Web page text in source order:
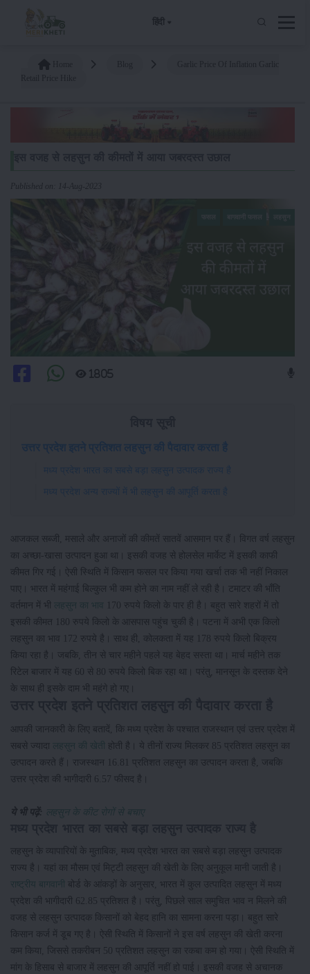
हिंदी
Published on: 14-Aug-2023
1805
उत्तर प्रदेश इतने प्रतिशत लहसुन की पैदावार करता है
मध्य प्रदेश भारत का सबसे बड़ा लहसुन उत्पादक राज्य है
मध्य प्रदेश अन्य राज्यों में भी लहसुन की आपूर्ति करता है
आजकल सब्जी, मसाले और अनाजों की कीमतें सातवें आसमान पर हैं। विगत वर्ष लहसुन
का अच्छा-खासा उत्पादन हुआ था। इसकी वजह से होलसेल मार्केट में इसकी काफी
कीमत गिर गई। ऐसी स्थिति में किसान फसल पर किया गया खर्चा तक भी नहीं निकाल
पाए। भारत में महंगाई बिल्कुल भी कम होने का नाम नहीं ले रही है। टमाटर की भाँति
वर्तमान में भी
लहसुन का भाव
170 रुपये किलो के पार ही है। बहुत सारे शहरों में तो
इसकी कीमत 180 रुपये किलो के आसपास पहुंच चुकी है। पटना में अभी एक किलो
लहसुन का भाव 172 रुपये है। साथ ही, कोलकता में यह 178 रुपये किलो बिक्रय
किया रहा है। जबकि, तीन से चार महीने पहले यह बेहद सस्ता था। मार्च महीने तक
रिटेल बाजार में यह 60 से 80 रुपये किलो बिक रहा था। परंतु, मानसून के दस्तक देने
के साथ ही इसके दाम भी महंगे हो गए।
आपकी जानकारी के लिए बतादें, कि मध्य प्रदेश के पश्चात राजस्थान एवं उत्तर प्रदेश में
सबसे ज्यादा
लहसुन की खेती
होती है। ये तीनों राज्य मिलकर 85 प्रतिशत लहसुन का
उत्पादन करते हैं। राजस्थान 16.81 प्रतिशत लहसुन का उत्पादन करता है, जबकि
उत्तर प्रदेश की भागीदारी 6.57 फीसद है।
ये भी पढ़ें: लहसुन के कीट रोगों से बचाए
लहसुन के व्यापारियों के मुताबिक, मध्य प्रदेश भारत का सबसे बड़ा लहसुन उत्पादक
राज्य है। यहां का मौसम एवं मिट्टी लहसुन की खेती के लिए अनुकूल मानी जाती है।
राष्ट्रीय बागवानी
बोर्ड के आंकड़ों के अनुसार, भारत में कुल उत्पादित लहसुन में मध्य
प्रदेश की भागीदारी 62.85 प्रतिशत है। परंतु, पिछले साल समुचित भाव न मिलने की
वजह से लहसुन उत्पादक किसानों को बेहद हानि का सामना करना पड़ा। बहुत सारे
किसान कर्ज में डूब गए है। ऐसी स्थिति में किसानों ने इस वर्ष लहसुन की खेती करना
कम किया, जिससे तकरीबन 50 प्रतिशत लहसुन का रकबा कम हो गया। ऐसी स्थिति में
मांग के हिसाब से बाजार में लहसुन की आपूर्ति नहीं हो पाई। इसकी वजह से अचानक